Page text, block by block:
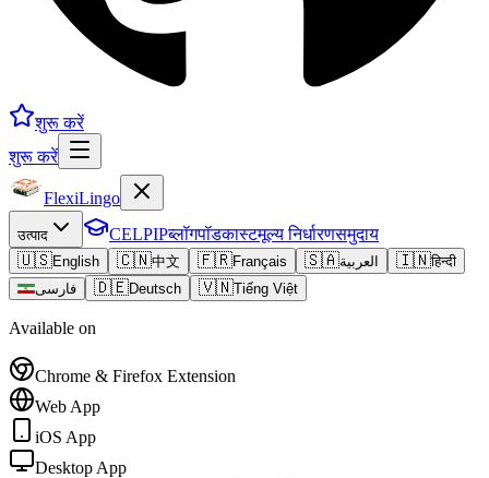
शुरू करें
शुरू करें
FlexiLingo
उत्पाद CELPIPब्लॉगपॉडकास्टमूल्य निर्धारणसमुदाय
🇺🇸English 🇨🇳中文 🇫🇷Français 🇸🇦العربية 🇮🇳हिन्दी
فارسی
🇩🇪Deutsch 🇻🇳Tiếng Việt
Available on
Chrome & Firefox Extension
Web App
iOS App
Desktop App